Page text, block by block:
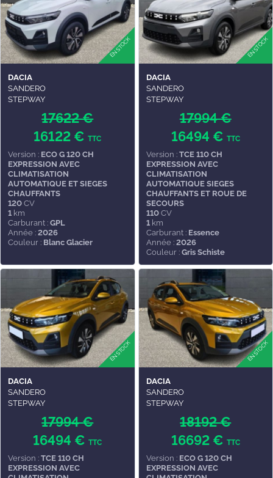
DACIA
SANDERO
STEPWAY
17622 €
16122 €TTC
Version : ECO G 120 CH
EXPRESSION AVEC
CLIMATISATION
AUTOMATIQUE ET SIEGES
CHAUFFANTS
120 CV
1 km
Carburant : GPL
Année : 2026
Couleur : Blanc Glacier
DACIA
SANDERO
STEPWAY
17994 €
16494 € TTC
Version : TCE 110 CH
EXPRESSION AVEC
CLIMATISATION
AUTOMATIQUE SIEGES
CHAUFFANTS ET ROUE DE
SECOURS
110CV
1km
Carburant : Essence
Année : 2026
Couleur : Gris Schiste
DACIA
SANDERO
STEPWAY
17994 €
16494 €TTC
Version : TCE 110 CH
EXPRESSION AVEC
DACIA
SANDERO
STEPWAY
18192 €
16692 € TTC
Version : ECO G 120 CH
EXPRESSION AVEC